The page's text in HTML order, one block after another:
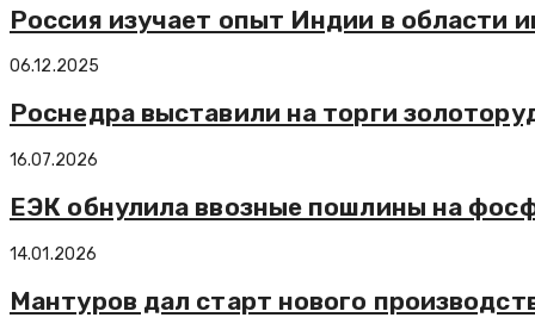
Россия изучает опыт Индии в области
06.12.2025
Роснедра выставили на торги
16.07.2026
ЕЭК обнулила ввозные пошлины на
14.01.2026
Мантуров дал старт нового